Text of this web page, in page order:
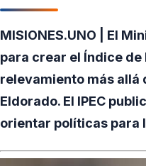
MISIONES.UNO | El
para crear el Índice de
relevamiento más allá
Eldorado. El IPEC
orientar políticas para